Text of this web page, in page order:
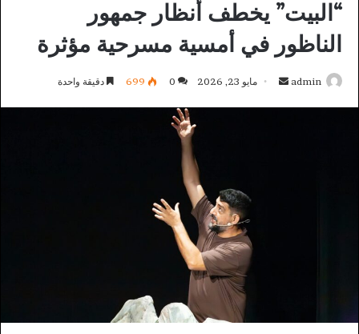
“البيت” يخطف أنظار جمهور
الناظور في أمسية مسرحية مؤثرة
admin
أرسل مايو 23, 2026 0
699 دقيقة واحدة